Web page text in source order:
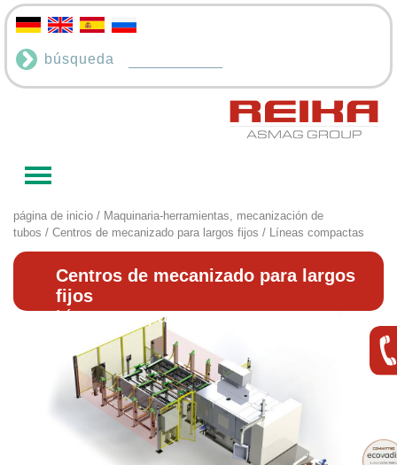
búsqueda
página de inicio / Maquinaria-herramientas, mecanización de
tubos / Centros de mecanizado para largos fijos / Líneas compactas
Centros de mecanizado para largos
fijos
Líneas compactas